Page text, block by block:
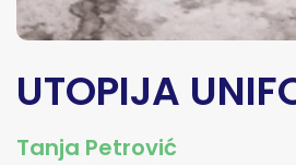
UTOPIJA
Tanja Petrović